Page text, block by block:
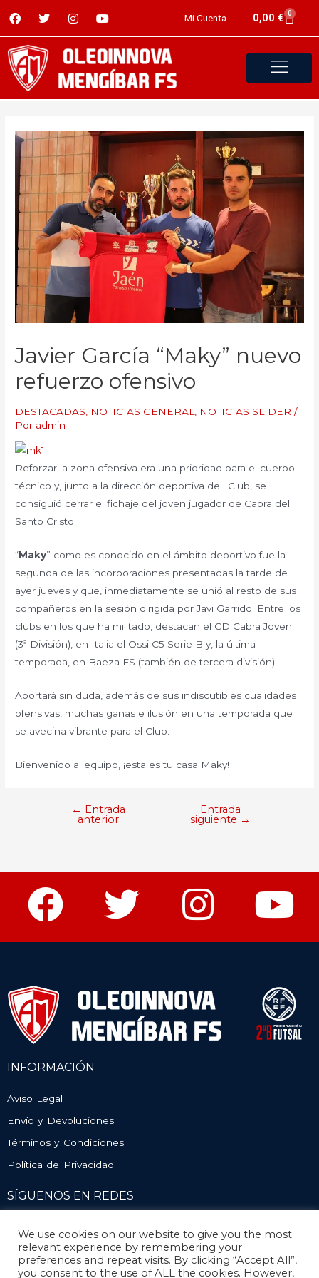
Mi Cuenta 0,00 € 0
Javier García “Maky” nuevo
refuerzo ofensivo
DESTACADAS NOTICIAS GENERAL NOTICIAS SLIDER /
Por admin
Reforzar la zona ofensiva era una prioridad para el cuerpo
técnico y, junto a la dirección deportiva del Club, se
consiguió cerrar el fichaje del joven jugador de Cabra del
Santo Cristo.
“Maky” como es conocido en el ámbito deportivo fue la
segunda de las incorporaciones presentadas la tarde de
ayer jueves y que, inmediatamente se unió al resto de sus
compañeros en la sesión dirigida por Javi Garrido. Entre los
clubs en los que ha militado, destacan el CD Cabra Joven
(3ª División), en Italia el Ossi C5 Serie B y, la última
temporada, en Baeza FS (también de tercera división).
Aportará sin duda, además de sus indiscutibles cualidades
ofensivas, muchas ganas e ilusión en una temporada que
se avecina vibrante para el Club.
Bienvenido al equipo, ¡esta es tu casa Maky!
← Entrada
anterior
Entrada
siguiente →
INFORMACIÓN
Aviso Legal
Envío y Devoluciones
Términos y Condiciones
Política de Privacidad
SÍGUENOS EN REDES
We use cookies on our website to give you the most
relevant experience by remembering your
preferences and repeat visits. By clicking “Accept All”,
you consent to the use of ALL the cookies. However,